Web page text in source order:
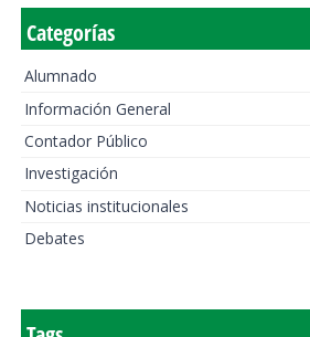
Categorías
Alumnado
Información General
Contador Público
Investigación
Noticias institucionales
Debates